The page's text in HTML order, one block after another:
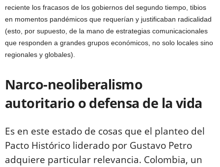
reciente los fracasos de los gobiernos del segundo tiempo, tibios
en momentos pandémicos que requerían y justificaban radicalidad
(esto, por supuesto, de la mano de estrategias comunicacionales
que responden a grandes grupos económicos, no solo locales sino
regionales y globales).
Narco-neoliberalismo
autoritario o defensa de la vida
Es en este estado de cosas que el planteo del
Pacto Histórico liderado por Gustavo Petro
adquiere particular relevancia. Colombia, un